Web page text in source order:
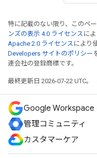
特に記載のない限り、このペ
ンズの表示 4.0 ライセンス に
Apache 2.0 ライセンス により
Developers サイトのポリシー
連会社の登録商標です。
最終更新日 2026-07-22 UTC。
Google Workspace
管理コミュニティ
カスタマーケア